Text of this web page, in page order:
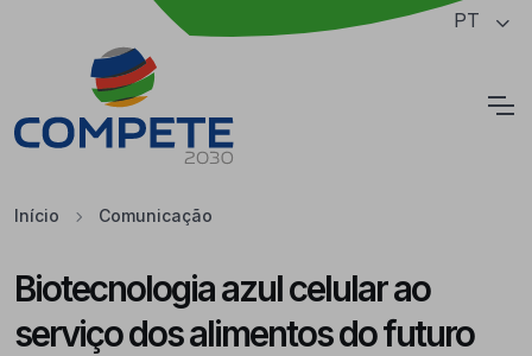
Saltar para o conteúdo principal da página PT
Início Comunicação
Biotecnologia azul celular ao
serviço dos alimentos do futuro